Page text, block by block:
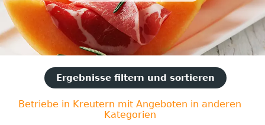
Ergebnisse filtern und sortieren
Betriebe in Kreutern mit Angeboten in anderen
Kategorien